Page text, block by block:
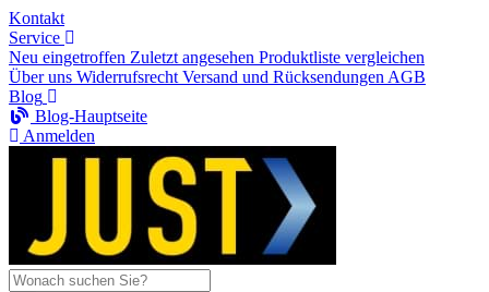
Kontakt
Service
Neu eingetroffen Zuletzt angesehen Produktliste vergleichen
Über uns Widerrufsrecht Versand und Rücksendungen AGB
Blog
Blog-Hauptseite
Anmelden